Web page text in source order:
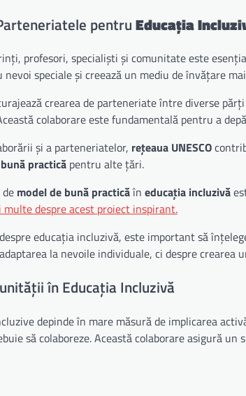
pentruEducația
profesori, specialiști și comunitate este
nevoi speciale și creează un mediu de învățare
crearea de parteneriate între diverse
colaborare este fundamentală pentru a
și a parteneriatelor, rețeaua UNESCO
practică pentru alte țări.
model de bună practicăîn educația incluzivă
despre acest proiect inspirant.
educația incluzivă, este important să
la nevoile individuale, ci despre
în Educația Incluzivă
depinde în mare măsură de implicarea
să colaboreze. Această colaborare asigură